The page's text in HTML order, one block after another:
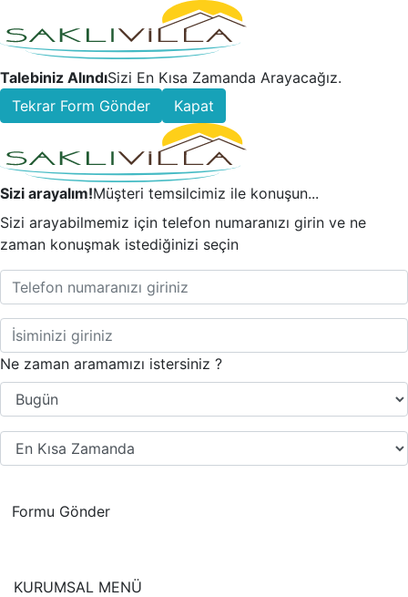
Talebiniz AlındıSizi En Kısa Zamanda Arayacağız.
Tekrar Form Gönder
Kapat
Sizi arayalım!Müşteri temsilcimiz ile konuşun...
Sizi arayabilmemiz için telefon numaranızı girin ve ne
zaman konuşmak istediğinizi seçin
Ne zaman aramamızı istersiniz ?
Formu Gönder
KURUMSAL MENÜ